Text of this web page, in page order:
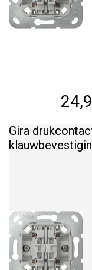
Gira